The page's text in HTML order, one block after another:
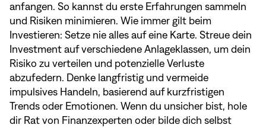
anfangen. So kannst du erste Erfahrungen sammeln
und Risiken minimieren. Wie immer gilt beim
Investieren: Setze nie alles auf eine Karte. Streue dein
Investment auf verschiedene Anlageklassen, um dein
Risiko zu verteilen und potenzielle Verluste
abzufedern. Denke langfristig und vermeide
impulsives Handeln, basierend auf kurzfristigen
Trends oder Emotionen. Wenn du unsicher bist, hole
dir Rat von Finanzexperten oder bilde dich selbst